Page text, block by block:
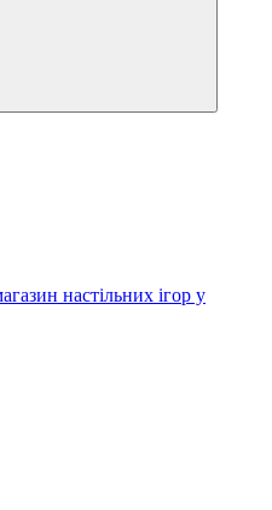
настільних ігор у